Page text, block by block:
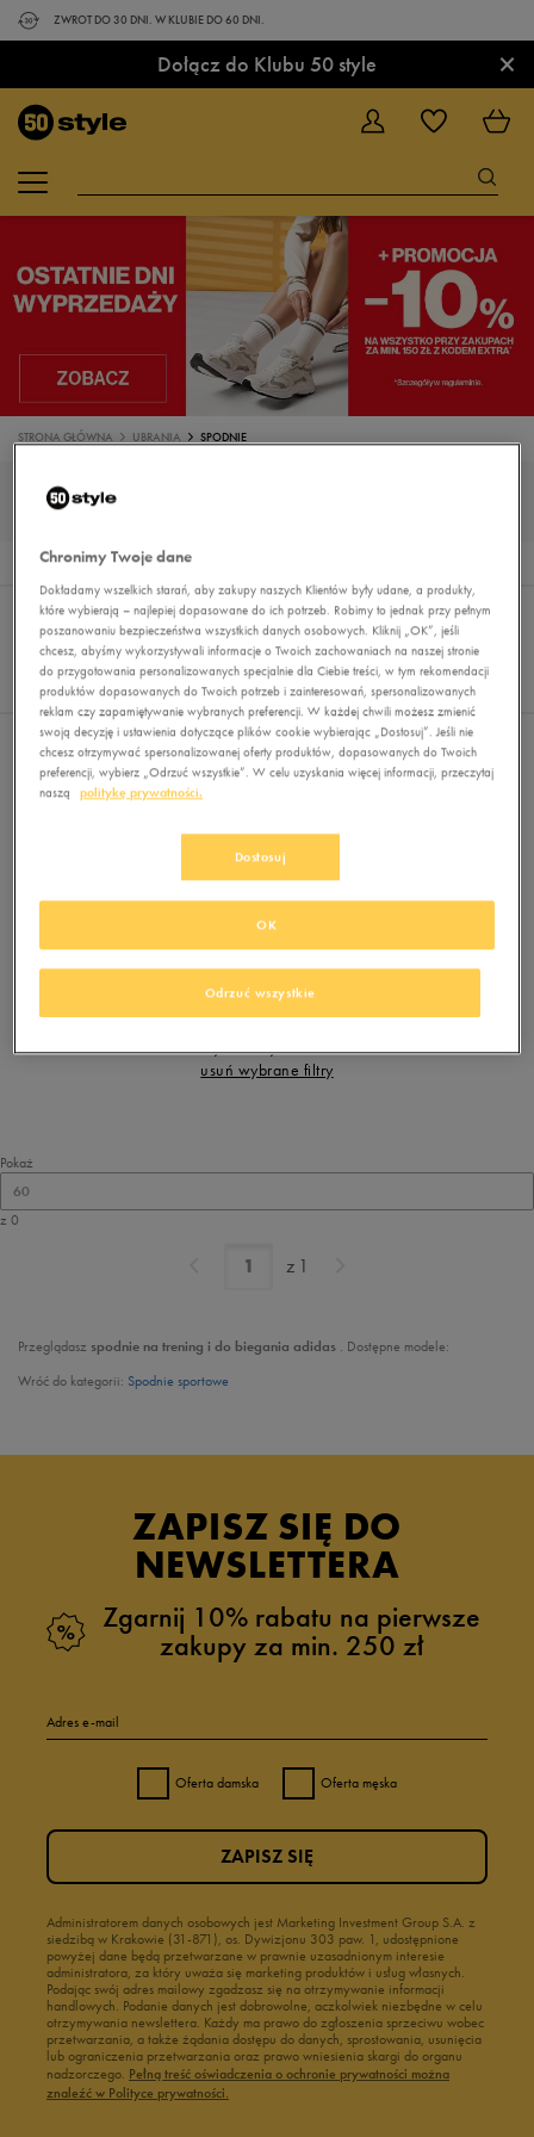
ZWROT DO 30 DNI. W KLUBIE DO 60 DNI.
Dołącz do Klubu 50 style ×
STRONA GŁÓWNA UBRANIA SPODNIE
SPODNIE DRESOWE, SPORTOWE NA TRENING I
0
Wyników
Sortuj:
REKOMENDOWANE
FILTRUJ (2)
Pokaż
60
z 0
Wybrane filtry: ADIDAS NA TRENING I DO BIEGANIA
Wyczyść filtry
Brak produktów do wyświetlenia
Zmień kryteria wyszukiwania lub
usuń wybrane filtry
Pokaż
60
z 0
z 1
Przeglądasz spodnie na trening i do biegania adidas . Dostępne modele:
Wróć do kategorii: Spodnie sportowe
ZAPISZ SIĘ DO
NEWSLETTERA
Zgarnij 10% rabatu na pierwsze
zakupy za min. 250 zł
Adres e-mail
Oferta damska Oferta męska
Administratorem danych osobowych jest Marketing Investment Group S.A. z
siedzibą w Krakowie (31-871), os. Dywizjonu 303 paw. 1, udostępnione
powyżej dane będą przetwarzane w prawnie uzasadnionym interesie
administratora, za który uważa się marketing produktów i usług własnych.
Podając swój adres mailowy zgadzasz się na otrzymywanie informacji
handlowych. Podanie danych jest dobrowolne, aczkolwiek niezbędne w celu
otrzymywania newslettera. Każdy ma prawo do zgłoszenia sprzeciwu wobec
przetwarzania, a także żądania dostępu do danych, sprostowania, usunięcia
lub ograniczenia przetwarzania oraz prawo wniesienia skargi do organu
nadzorczego. Pełną treść oświadczenia o ochronie prywatności można
znaleźć w Polityce prywatności.
ZAPISZ SIĘ
Chronimy Twoje dane
Dokładamy wszelkich starań, aby zakupy naszych Klientów były udane, a produkty,
które wybierają – najlepiej dopasowane do ich potrzeb. Robimy to jednak przy pełnym
poszanowaniu bezpieczeństwa wszystkich danych osobowych. Kliknij „OK”, jeśli
chcesz, abyśmy wykorzystywali informacje o Twoich zachowaniach na naszej stronie
do przygotowania personalizowanych specjalnie dla Ciebie treści, w tym rekomendacji
produktów dopasowanych do Twoich potrzeb i zainteresowań, spersonalizowanych
reklam czy zapamiętywanie wybranych preferencji. W każdej chwili możesz zmienić
swoją decyzję i ustawienia dotyczące plików cookie wybierając „Dostosuj”. Jeśli nie
chcesz otrzymywać spersonalizowanej oferty produktów, dopasowanych do Twoich
preferencji, wybierz „Odrzuć wszystkie”. W celu uzyskania więcej informacji, przeczytaj
naszą
politykę prywatności.
Dostosuj
Odrzuć wszystkie
OK